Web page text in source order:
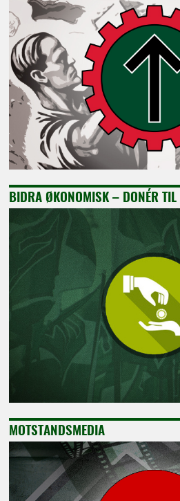
BIDRA ØKONOMISK – DONÉR TIL
MOTSTANDSMEDIA